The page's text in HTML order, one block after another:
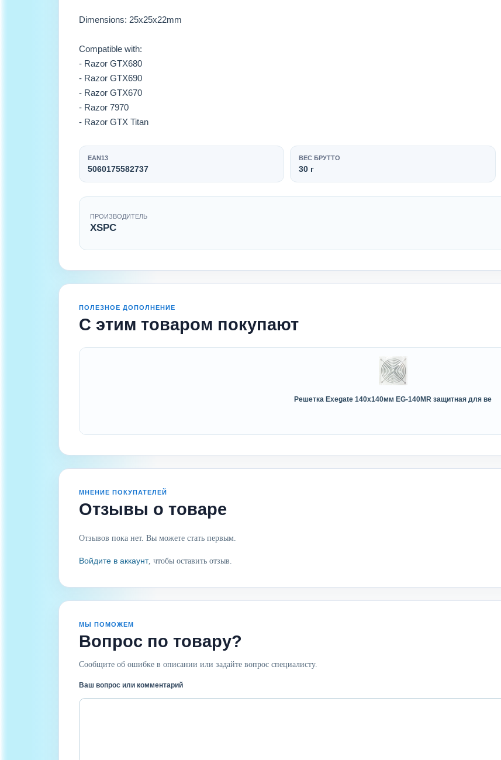
Dimensions: 25x25x22mm
Compatible with:
- Razor GTX680
- Razor GTX690
- Razor GTX670
- Razor 7970
- Razor GTX Titan
EAN13
5060175582737
ВЕС БРУТТО
30 г
ПРОИЗВОДИТЕЛЬ
XSPC
ПОЛЕЗНОЕ ДОПОЛНЕНИЕ
С этим товаром покупают
Решетка Exegate 140x140мм EG-140MR защитная для ве
МНЕНИЕ ПОКУПАТЕЛЕЙ
Отзывы о товаре
Отзывов пока нет. Вы можете стать первым.
Войдите в аккаунт, чтобы оставить отзыв.
МЫ ПОМОЖЕМ
Вопрос по товару?
Сообщите об ошибке в описании или задайте вопрос специалисту.
Ваш вопрос или комментарий